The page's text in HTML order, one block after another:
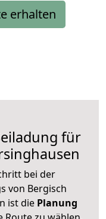
erhalten
für
bei der
von Bergisch
ist die Planung